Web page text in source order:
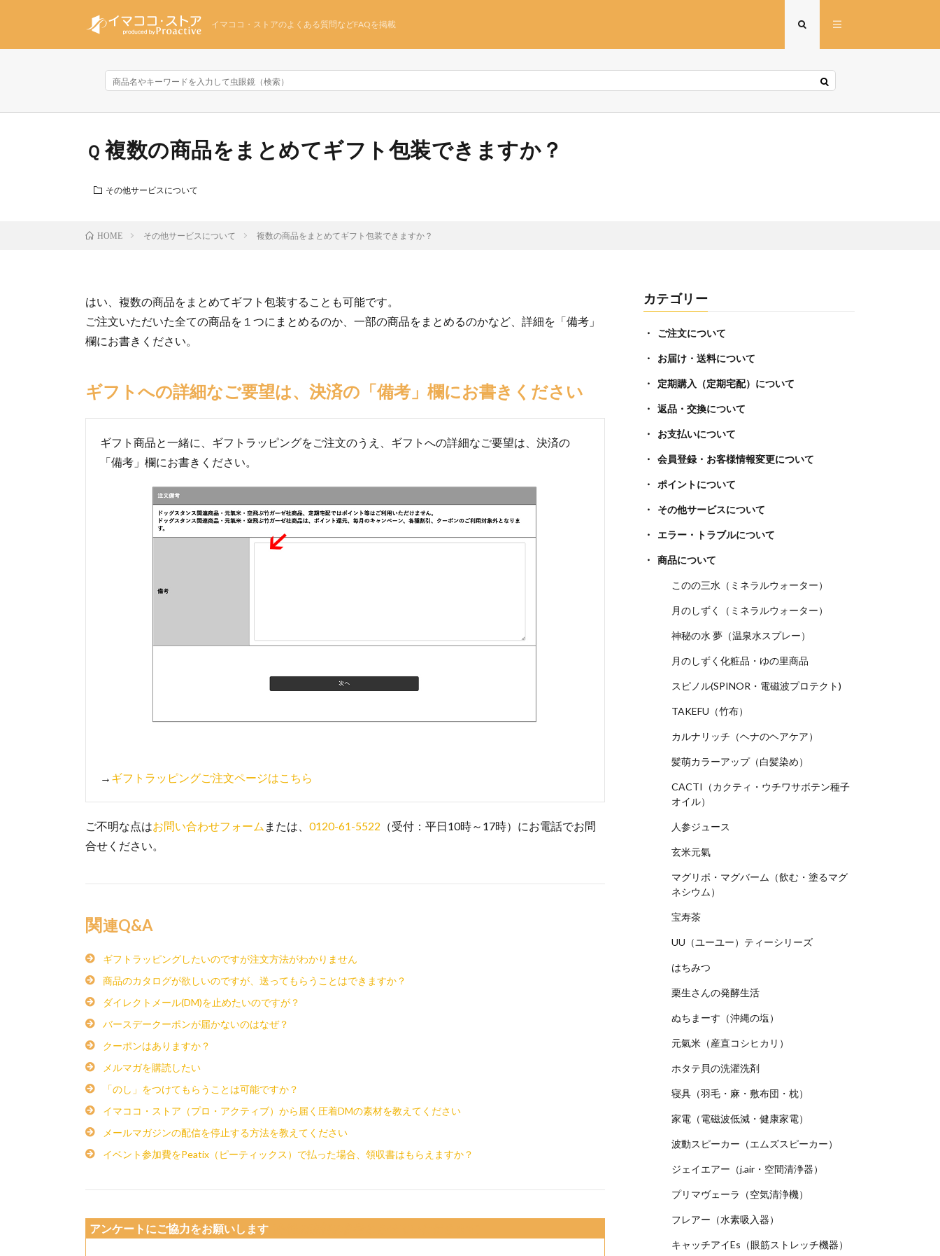
イマココ・ストアのよくある質問などFAQを掲載
複数の商品をまとめてギフト包装できますか？
その他サービスについて
HOME その他サービスについて 複数の商品をまとめてギフト包装できますか？
はい、複数の商品をまとめてギフト包装することも可能です。
ご注文いただいた全ての商品を１つにまとめるのか、一部の商品をまとめるのかなど、詳細を「備考」
欄にお書きください。
ギフトへの詳細なご要望は、決済の「備考」欄にお書きください
ギフト商品と一緒に、ギフトラッピングをご注文のうえ、ギフトへの詳細なご要望は、決済の
「備考」欄にお書きください。
→ ギフトラッピングご注文ページはこちら
ご不明な点はお問い合わせフォーム または、 0120-61-5522 （受付：平日10時～17時）にお電話でお問
合せください。
関連Q&A
ギフトラッピングしたいのですが注文方法がわかりません
商品のカタログが欲しいのですが、送ってもらうことはできますか？
ダイレクトメール(DM)を止めたいのですが？
バースデークーポンが届かないのはなぜ？
クーポンはありますか？
メルマガを購読したい
「のし」をつけてもらうことは可能ですか？
イマココ・ストア（プロ・アクティブ）から届く圧着DMの素材を教えてください
メールマガジンの配信を停止する方法を教えてください
イベント参加費をPeatix（ピーティックス）で払った場合、領収書はもらえますか？
アンケートにご協力をお願いします
カテゴリー
ご注文について
お届け・送料について
定期購入（定期宅配）について
返品・交換について
お支払いについて
会員登録・お客様情報変更について
ポイントについて
その他サービスについて
エラー・トラブルについて
商品について
このの三水（ミネラルウォーター）
月のしずく（ミネラルウォーター）
神秘の水 夢（温泉水スプレー）
月のしずく化粧品・ゆの里商品
スピノル(SPINOR・電磁波プロテクト)
TAKEFU（竹布）
カルナリッチ（ヘナのヘアケア）
髪萌カラーアップ（白髪染め）
CACTI（カクティ・ウチワサボテン種子
オイル）
人参ジュース
玄米元氣
マグリポ・マグバーム（飲む・塗るマグ
ネシウム）
宝寿茶
UU（ユーユー）ティーシリーズ
はちみつ
栗生さんの発酵生活
ぬちまーす（沖縄の塩）
元氣米（産直コシヒカリ）
ホタテ貝の洗濯洗剤
寝具（羽毛・麻・敷布団・枕）
家電（電磁波低減・健康家電）
波動スピーカー（エムズスピーカー）
ジェイエアー（j.air・空間清浄器）
プリマヴェーラ（空気清浄機）
フレアー（水素吸入器）
キャッチアイEs（眼筋ストレッチ機器）